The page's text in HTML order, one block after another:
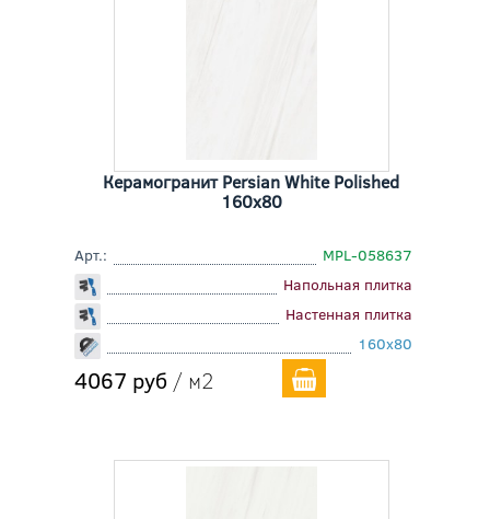
Керамогранит Persian White Polished
160x80
Арт.:
MPL-058637
Напольная плитка
Настенная плитка
160x80
4067 руб / м2